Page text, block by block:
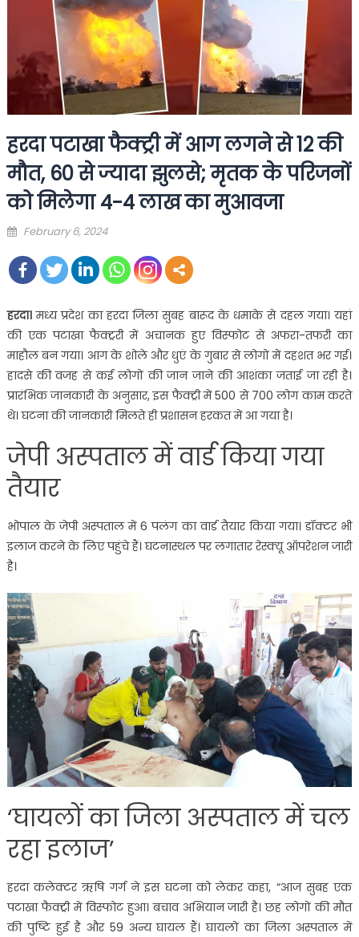
हरदा पटाखा फैक्ट्री में आग लगने से 12 की
मौत, 60 से ज्यादा झुलसे; मृतक के परिजनों
को मिलेगा 4-4 लाख का मुआवजा
Posted
February 6, 2024
हरदा।मध्य प्रदेश का हरदा जिला सुबह बारूद के धमाके से दहल गया। यहां
की एक पटाखा फैक्ट्ररी में अचानक हुए विस्फोट से अफरा-तफरी का
माहौल बन गया। आग के शोले और धुएं के गुबार से लोगों में दहशत भर गई।
हादसे की वजह से कई लोगों की जान जाने की आशंका जताई जा रही है।
प्रारंभिक जानकारी के अनुसार, इस फैक्ट्री में 500 से 700 लोग काम करते
थे। घटना की जानकारी मिलते ही प्रशासन हरकत में आ गया है।
जेपी अस्पताल में वार्ड किया गया
तैयार
भोपाल के जेपी अस्पताल में 6 पलंग का वार्ड तैयार किया गया। डॉक्टर भी
इलाज करने के लिए पहुंचे हैं। घटनास्थल पर लगातार रेस्क्यू ऑपरेशन जारी
है।
‘घायलों का जिला अस्पताल में चल
रहा इलाज’
हरदा कलेक्टर ऋषि गर्ग ने इस घटना को लेकर कहा, “आज सुबह एक
पटाखा फैक्ट्री में विस्फोट हुआ। बचाव अभियान जारी है। छह लोगों की मौत
की पुष्टि हुई है और 59 अन्य घायल हैं। घायलों का जिला अस्पताल में